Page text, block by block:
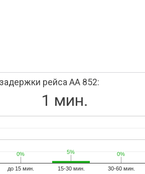
рейса AA 852:
1 мин.
до 15 мин. 15-30 мин. 30-60 мин.
0%
0% 5%
5% 0%
0%